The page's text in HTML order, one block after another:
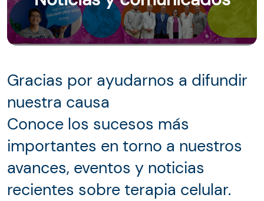
Gracias por ayudarnos a difundir
nuestra causa
Conoce los sucesos más
importantes en torno a nuestros
avances, eventos y noticias
recientes sobre terapia celular.